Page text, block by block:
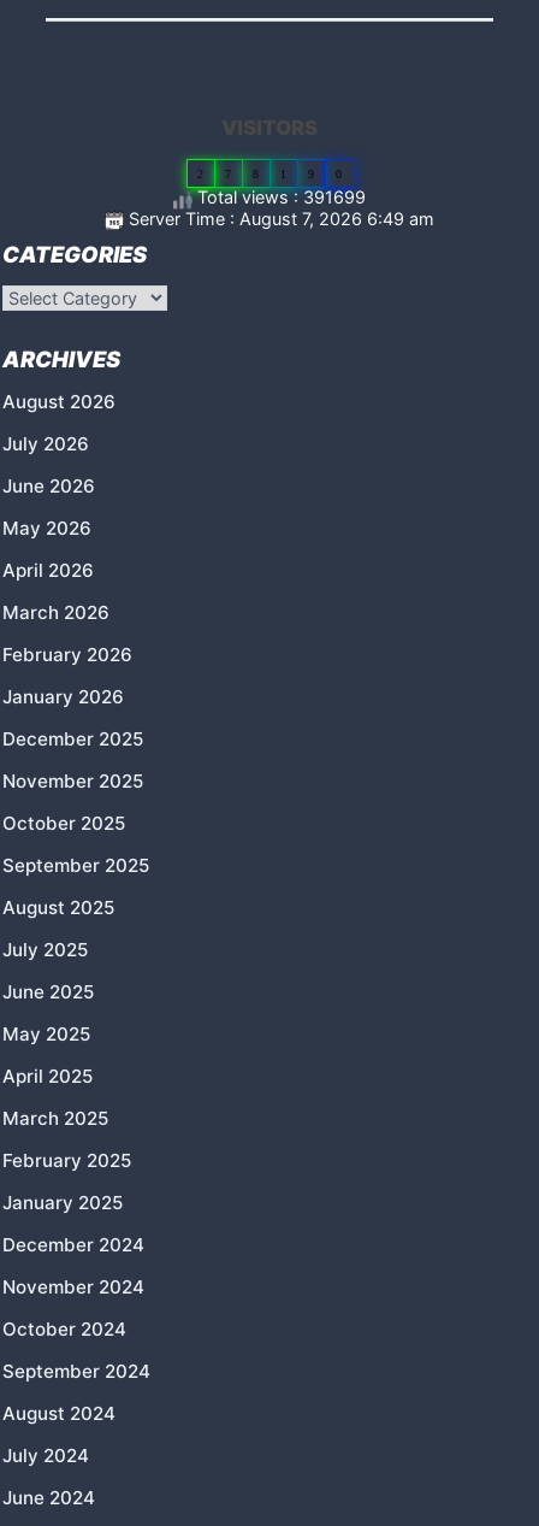
VISITORS
2 7 8 1 9 0
Total views : 391699
Server Time : August 7, 2026 6:49 am
CATEGORIES
Categories
ARCHIVES
August 2026
July 2026
June 2026
May 2026
April 2026
March 2026
February 2026
January 2026
December 2025
November 2025
October 2025
September 2025
August 2025
July 2025
June 2025
May 2025
April 2025
March 2025
February 2025
January 2025
December 2024
November 2024
October 2024
September 2024
August 2024
July 2024
June 2024